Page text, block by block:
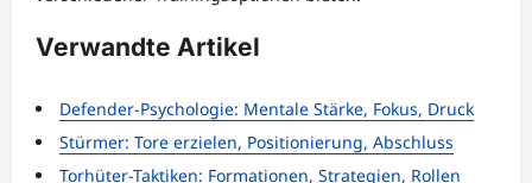
Verwandte Artikel
Defender-Psychologie: Mentale Stärke, Fokus, Druck
Stürmer: Tore erzielen, Positionierung, Abschluss
Torhüter-Taktiken: Formationen, Strategien, Rollen